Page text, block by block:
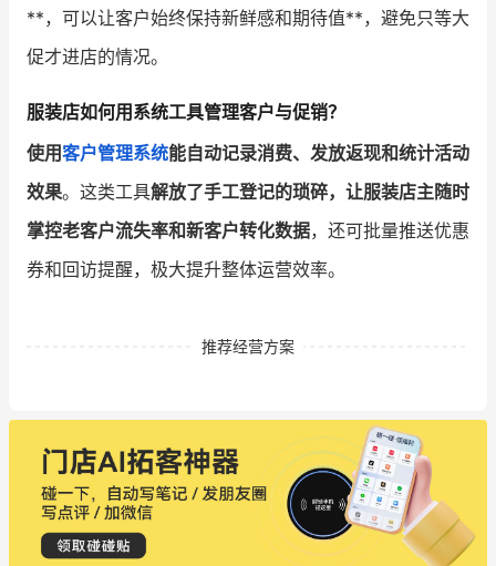
**，可以让客户始终保持新鲜感和期待值**，避免只等大
促才进店的情况。
服装店如何用系统工具管理客户与促销？
使用客户管理系统能自动记录消费、发放返现和统计活动
效果。这类工具解放了手工登记的琐碎，让服装店主随时
掌控老客户流失率和新客户转化数据，还可批量推送优惠
券和回访提醒，极大提升整体运营效率。
推荐经营方案